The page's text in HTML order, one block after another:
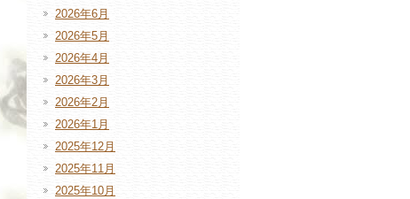
2026年6月
2026年5月
2026年4月
2026年3月
2026年2月
2026年1月
2025年12月
2025年11月
2025年10月